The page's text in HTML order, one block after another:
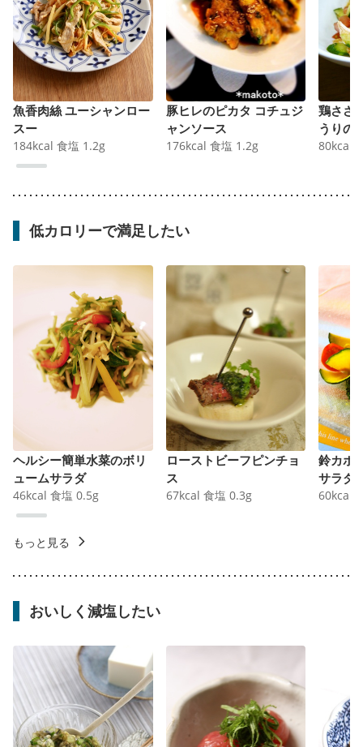
魚香肉絲 ユーシャンロー
スー
184kcal 食塩 1.2g
豚ヒレのピカタ コチュジ
ャンソース
176kcal 食塩 1.2g
鶏ささ
うりの
80kcal
低カロリーで満足したい
ヘルシー簡単水菜のボリ
ュームサラダ
46kcal 食塩 0.5g
ローストビーフピンチョ
ス
67kcal 食塩 0.3g
鈴カボ
サラダ
60kcal
もっと見る
おいしく減塩したい